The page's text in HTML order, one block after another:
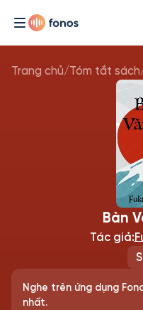
Trang chủ/Tóm tắt sách
Bàn
Tác giả:
Nghe trên ứng dụng
nhất.